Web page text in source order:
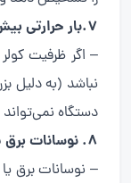
7.بار حرارتی بیش از حد:
– اگر ظرفیت
نباشد (به دلیل
دستگاه
8. نوسانات برق یا خرابی برد الکترونیکی:
– نوسانات برق